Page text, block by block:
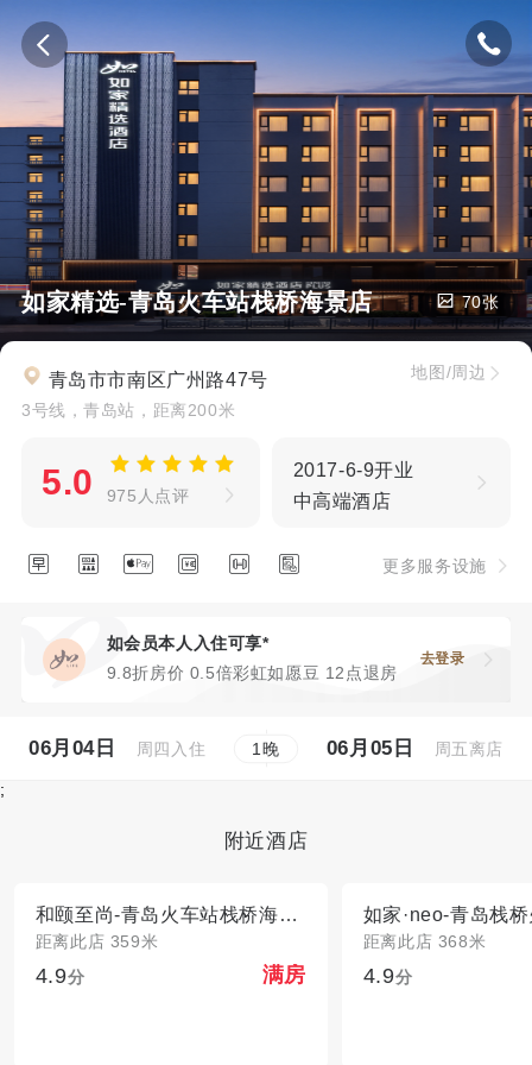
如家精选-青岛火车站栈桥海景店 70张
青岛市市南区广州路47号
3号线，青岛站，距离200米
地图/周边
5.0 975人点评
2017-6-9开业
中高端酒店
      更多服务设施
如会员本人入住可享*
9.8折房价 0.5倍彩虹如愿豆 12点退房
去登录
06月04日 周四入住 1晚 06月05日 周五离店
;
附近酒店
和颐至尚-青岛火车站栈桥海景酒店
距离此店 359米
4.9分 满房
距离此店 368米
4.9分